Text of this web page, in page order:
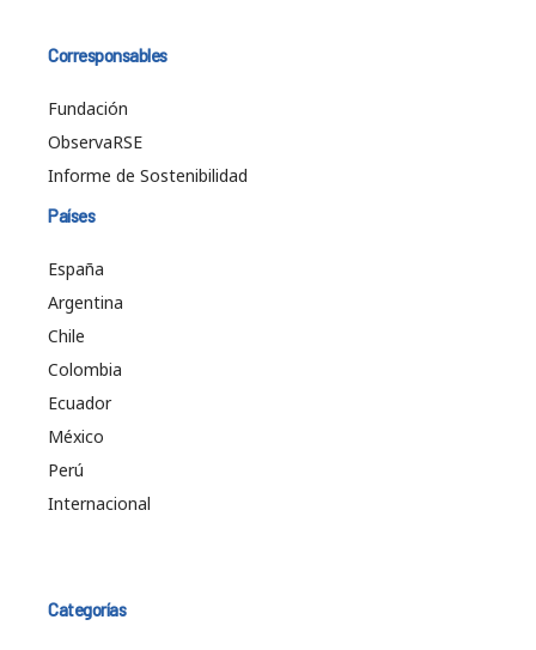
Corresponsables
Fundación
ObservaRSE
Informe de Sostenibilidad
Países
España
Argentina
Chile
Colombia
Ecuador
México
Perú
Internacional
Categorías